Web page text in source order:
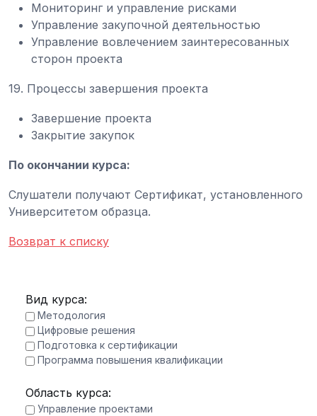
Вид курса:
Методология
Цифровые решения
Подготовка к сертификации
Программа повышения квалификации
Область курса:
Управление проектами
Мониторинг и управление рисками
Управление закупочной деятельностью
Управление вовлечением заинтересованных
сторон проекта
19. Процессы завершения проекта
Завершение проекта
Закрытие закупок
По окончании курса:
Слушатели получают Сертификат, установленного
Университетом образца.
Возврат к списку